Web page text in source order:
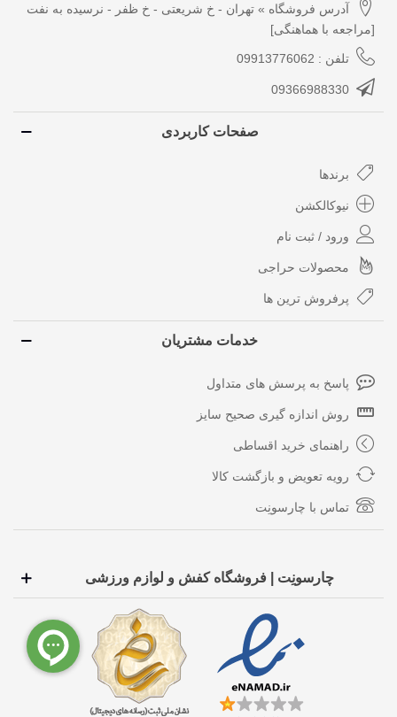
آدرس فروشگاه » تهران - خ شریعتی - خ ظفر - نرسیده به نفت
[مراجعه با هماهنگی]
تلفن : 09913776062
09366988330
صفحات کاربردی
برندها
نیوکالکشن
ورود / ثبت نام
محصولات حراجی
پرفروش ترین ها
خدمات مشتریان
پاسخ به پرسش های متداول
روش اندازه گیری صحیح سایز
راهنمای خرید اقساطی
رویه تعویض و بازگشت کالا
تماس با چارسونِت
چارسونِت | فروشگاه کفش و لوازم ورزشی